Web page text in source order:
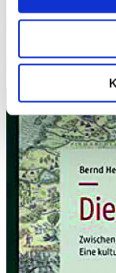
kulturhistorisk
indblik i Norden,
blik udefra på